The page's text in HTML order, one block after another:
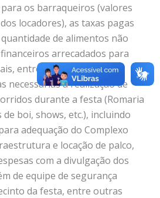
os barraqueiros (valores
locadores), as taxas pagas
de alimentos não
arrecadados para
entre outras receitas.
necessárias à realização de
durante a festa (Romaria
boi, shows, etc.), incluindo
adequação do Complexo
e locação de palco,
com a divulgação dos
de equipe de segurança
da festa, entre outras